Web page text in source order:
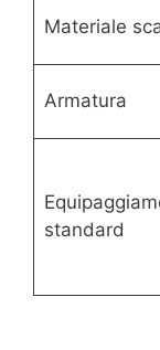
Materiale
Armatura
standard